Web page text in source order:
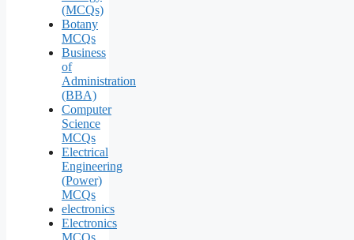
(MCQs)
Botany
MCQs
Business
of
Administration
(BBA)
Computer
Science
MCQs
Electrical
Engineering
(Power)
MCQs
electronics
Electronics
MCQs